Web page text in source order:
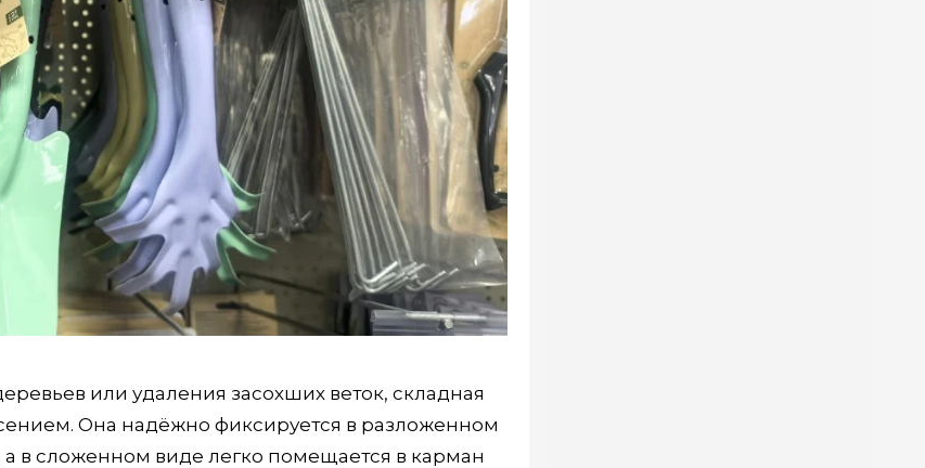
или удаления засохших веток, складная
Она надёжно фиксируется в разложенном
в сложенном виде легко помещается в карман